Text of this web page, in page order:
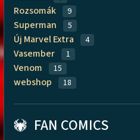
Rozsomák 9
Superman 5
Új Marvel Extra 4
Vasember 1
Venom 15
webshop 18
FAN COMICS